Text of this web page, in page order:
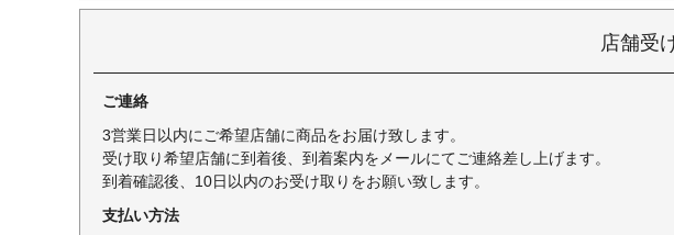
店舗受
ご連絡
3営業日以内にご希望店舗に商品をお届け致します。
受け取り希望店舗に到着後、到着案内をメールにてご連絡差し上げます。
到着確認後、10日以内のお受け取りをお願い致します。
支払い方法